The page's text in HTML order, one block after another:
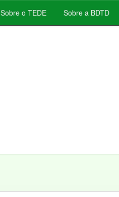
Sobre o TEDE Sobre a BDTD